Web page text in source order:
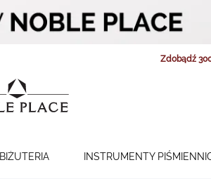
Zdobądź
BIŻUTERIA INSTRUMENTY